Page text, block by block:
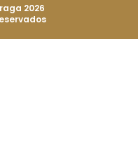
2026